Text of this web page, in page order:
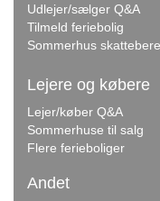
Udlejer/sælger Q&A
Tilmeld feriebolig
Sommerhus
Lejere og købere
Lejer/køber Q&A
Sommerhuse til salg
Flere ferieboliger
Andet